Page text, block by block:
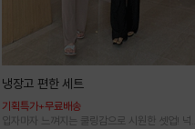
냉장고 편한 세트
기획특가+무료배송
입자마자 느껴지는 쿨링감으로 시원한 셋업! 넉넉